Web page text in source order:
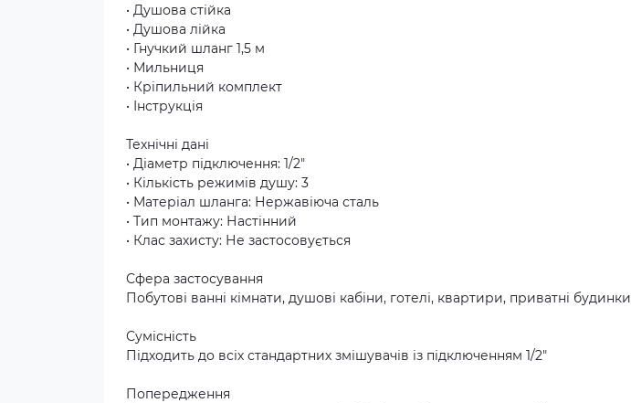
• Душова стійка
• Душова лійка
• Гнучкий шланг 1,5 м
• Мильниця
• Кріпильний комплект
• Інструкція
Технічні дані
• Діаметр підключення: 1/2"
• Кількість режимів душу: 3
• Матеріал шланга: Нержавіюча сталь
• Тип монтажу: Настінний
• Клас захисту: Не застосовується
Сфера застосування
Побутові ванні кімнати, душові кабіни, готелі, квартири, приватні будинки
Сумісність
Підходить до всіх стандартних змішувачів із підключенням 1/2"
Попередження